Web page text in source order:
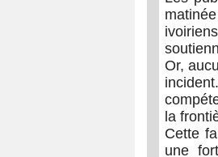
Or,
la
Cette
une